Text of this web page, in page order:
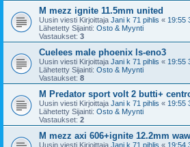
M mezz ignite 11.5mm united
Uusin viesti Kirjoittaja Jani k 71 pihlis « 19:55
Lähetetty Sijainti: Osto & Myynti
Vastaukset: 3
Cuelees male phoenix ls-eno3
Uusin viesti Kirjoittaja Jani k 71 pihlis « 19:55
Lähetetty Sijainti: Osto & Myynti
Vastaukset: 8
M Predator sport volt 2 butti+
Uusin viesti Kirjoittaja Jani k 71 pihlis « 19:55
Lähetetty Sijainti: Osto & Myynti
Vastaukset: 2
M mezz axi 606+ignite 12.2mm
Uusin viesti Kirjoittaja Jani k 71 pihlis « 19:54